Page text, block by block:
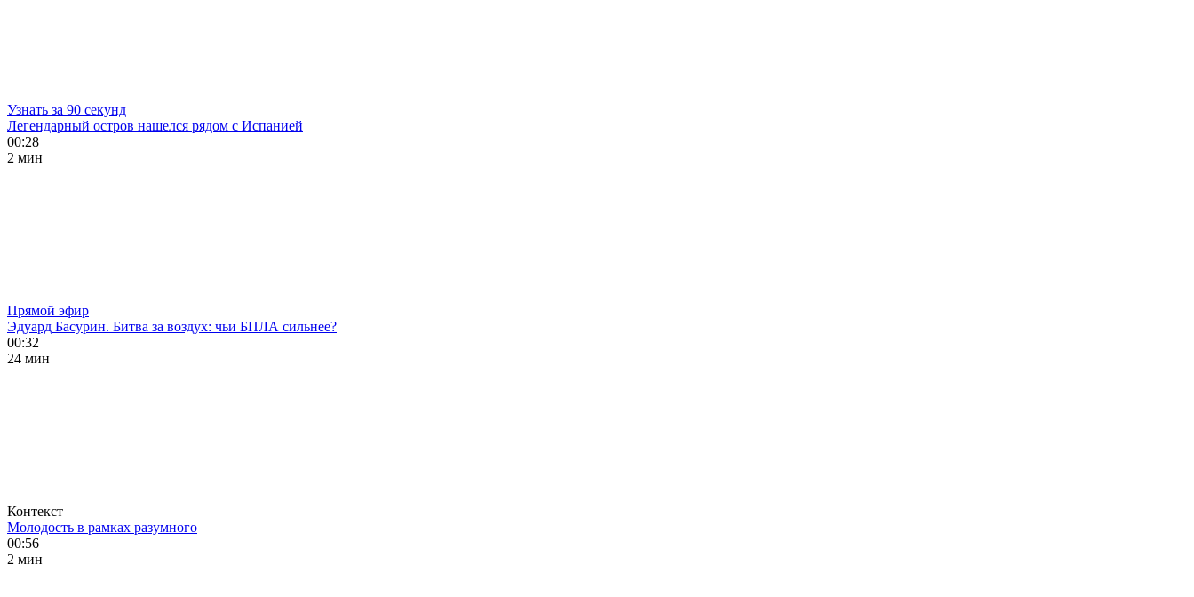
Узнать за 90 секунд
Легендарный остров нашелся рядом с Испанией
00:28
2 мин
Прямой эфир
Эдуард Басурин. Битва за воздух: чьи БПЛА сильнее?
00:32
24 мин
Контекст
Молодость в рамках разумного
00:56
2 мин